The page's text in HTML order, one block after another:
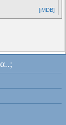
[iMDB]